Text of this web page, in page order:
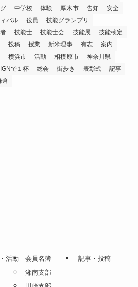
中学校 体験 厚木市 告知
安全
バル 役員
技能グランプリ
技能士 技能士会 技能展
技能検定
投稿 授業 新米理事 有志
案内
横浜市 活動 相模原市
神奈川県
で１杯 総会 街歩き 表彰式
記事
倉
活動
会員名簿
湘南支部
記事・投稿